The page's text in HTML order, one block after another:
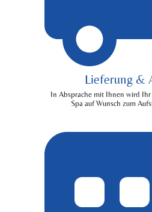
Lieferung &
In Absprache mit Ihnen wird
Spa auf Wunsch zum